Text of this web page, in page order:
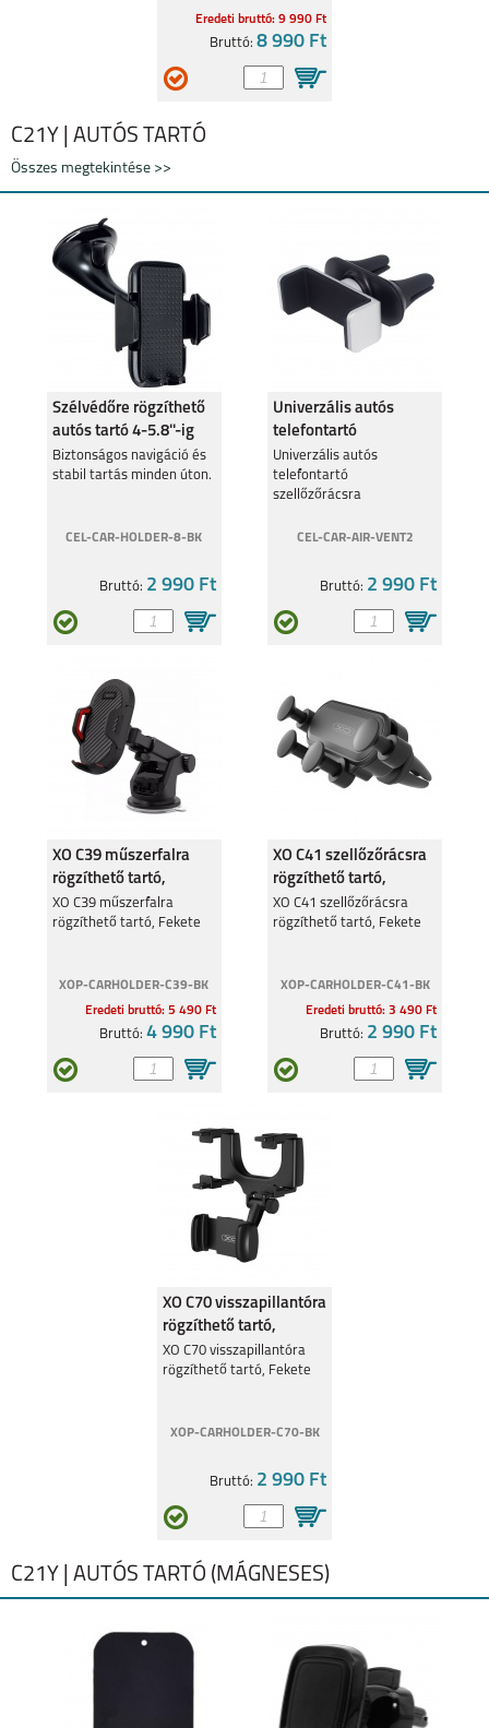
Eredeti bruttó: 9 990 Ft
Bruttó: 8 990 Ft
C21Y | AUTÓS TARTÓ
Összes megtekintése >>
Szélvédőre rögzíthető
autós tartó 4-5.8''-ig
Biztonságos navigáció és
stabil tartás minden úton.
CEL-CAR-HOLDER-8-BK
Bruttó: 2 990 Ft
Univerzális autós
telefontartó
szellőzőrácsra
Univerzális autós
telefontartó
szellőzőrácsra
CEL-CAR-AIR-VENT2
Bruttó: 2 990 Ft
XO C39 műszerfalra
rögzíthető tartó,
Fekete
XO C39 műszerfalra
rögzíthető tartó, Fekete
XOP-CARHOLDER-C39-BK
Eredeti bruttó: 5 490 Ft
Bruttó: 4 990 Ft
XO C41 szellőzőrácsra
rögzíthető tartó,
Fekete
XO C41 szellőzőrácsra
rögzíthető tartó, Fekete
XOP-CARHOLDER-C41-BK
Eredeti bruttó: 3 490 Ft
Bruttó: 2 990 Ft
XO C70 visszapillantóra
rögzíthető tartó,
Fekete
XO C70 visszapillantóra
rögzíthető tartó, Fekete
XOP-CARHOLDER-C70-BK
Bruttó: 2 990 Ft
C21Y | AUTÓS TARTÓ (MÁGNESES)